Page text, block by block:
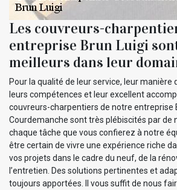
Les couvreurs-
entreprise Brun Luigi
meilleurs dans leur
Pour la qualité de leur service, leur manière
leurs compétences et leur excellent
couvreurs-charpentiers de notre entreprise
Courdemanche sont très plébiscités par de
chaque tâche que vous confierez à notre
être certain de vivre une expérience riche
vos projets dans le cadre du neuf, de la
l’entretien. Des solutions pertinentes et
toujours apportées. Il vous suffit de nous